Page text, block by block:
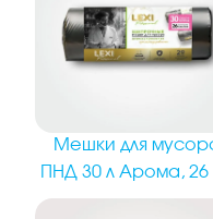
Мешки для
ПНД 30 л Арома, 26